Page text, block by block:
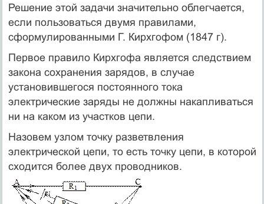
Решение этой задачи значительно облегчается,
если пользоваться двумя правилами,
сформулированными Г. Кирхгофом (1847 г).
Первое правило Кирхгофа является следствием
закона сохранения зарядов, в случае
установившегося постоянного тока
электрические заряды не должны накапливаться
ни на каком из участков цепи.
Назовем узлом точку разветвления
электрической цепи, то есть точку цепи, в которой
сходится более двух проводников.